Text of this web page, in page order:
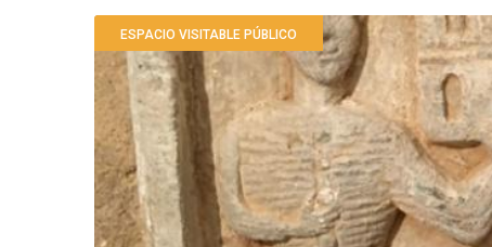
Sobrescribir
enlaces
de
ayuda
a
la
ESPACIO VISITABLE PÚBLICO